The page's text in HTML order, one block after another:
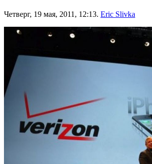
Четверг, 19 мая, 2011, 12:13. Eric Slivka